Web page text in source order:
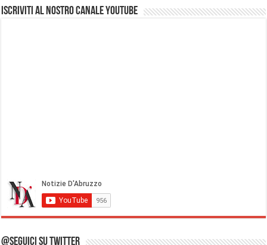
Iscriviti al nostro Canale Youtube
@Seguici su Twitter